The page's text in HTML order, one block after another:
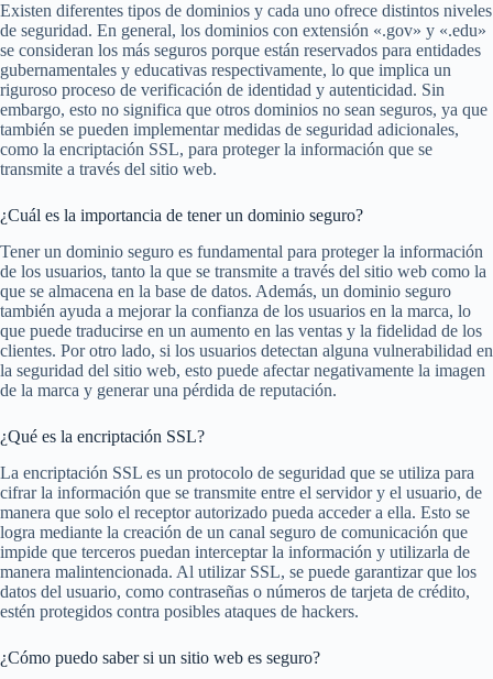
Existen diferentes tipos de dominios y cada uno ofrece distintos niveles
de seguridad. En general, los dominios con extensión «.gov» y «.edu»
se consideran los más seguros porque están reservados para entidades
gubernamentales y educativas respectivamente, lo que implica un
riguroso proceso de verificación de identidad y autenticidad. Sin
embargo, esto no significa que otros dominios no sean seguros, ya que
también se pueden implementar medidas de seguridad adicionales,
como la encriptación SSL, para proteger la información que se
transmite a través del sitio web.
¿Cuál es la importancia de tener un dominio seguro?
Tener un dominio seguro es fundamental para proteger la información
de los usuarios, tanto la que se transmite a través del sitio web como la
que se almacena en la base de datos. Además, un dominio seguro
también ayuda a mejorar la confianza de los usuarios en la marca, lo
que puede traducirse en un aumento en las ventas y la fidelidad de los
clientes. Por otro lado, si los usuarios detectan alguna vulnerabilidad en
la seguridad del sitio web, esto puede afectar negativamente la imagen
de la marca y generar una pérdida de reputación.
¿Qué es la encriptación SSL?
La encriptación SSL es un protocolo de seguridad que se utiliza para
cifrar la información que se transmite entre el servidor y el usuario, de
manera que solo el receptor autorizado pueda acceder a ella. Esto se
logra mediante la creación de un canal seguro de comunicación que
impide que terceros puedan interceptar la información y utilizarla de
manera malintencionada. Al utilizar SSL, se puede garantizar que los
datos del usuario, como contraseñas o números de tarjeta de crédito,
estén protegidos contra posibles ataques de hackers.
¿Cómo puedo saber si un sitio web es seguro?